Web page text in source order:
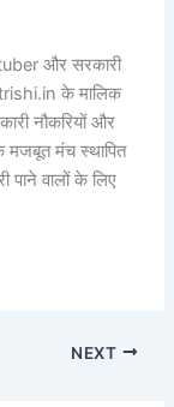
और सरकारी
के मालिक
नौकरियों और
मजबूत मंच स्थापित
पाने वालों के लिए
NEXT